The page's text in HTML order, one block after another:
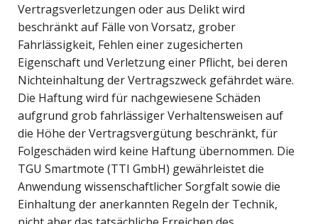
Vertragsverletzungen oder aus Delikt wird
beschränkt auf Fälle von Vorsatz, grober
Fahrlässigkeit, Fehlen einer zugesicherten
Eigenschaft und Verletzung einer Pflicht, bei deren
Nichteinhaltung der Vertragszweck gefährdet wäre.
Die Haftung wird für nachgewiesene Schäden
aufgrund grob fahrlässiger Verhaltensweisen auf
die Höhe der Vertragsvergütung beschränkt, für
Folgeschäden wird keine Haftung übernommen. Die
TGU Smartmote (TTI GmbH) gewährleistet die
Anwendung wissenschaftlicher Sorgfalt sowie die
Einhaltung der anerkannten Regeln der Technik,